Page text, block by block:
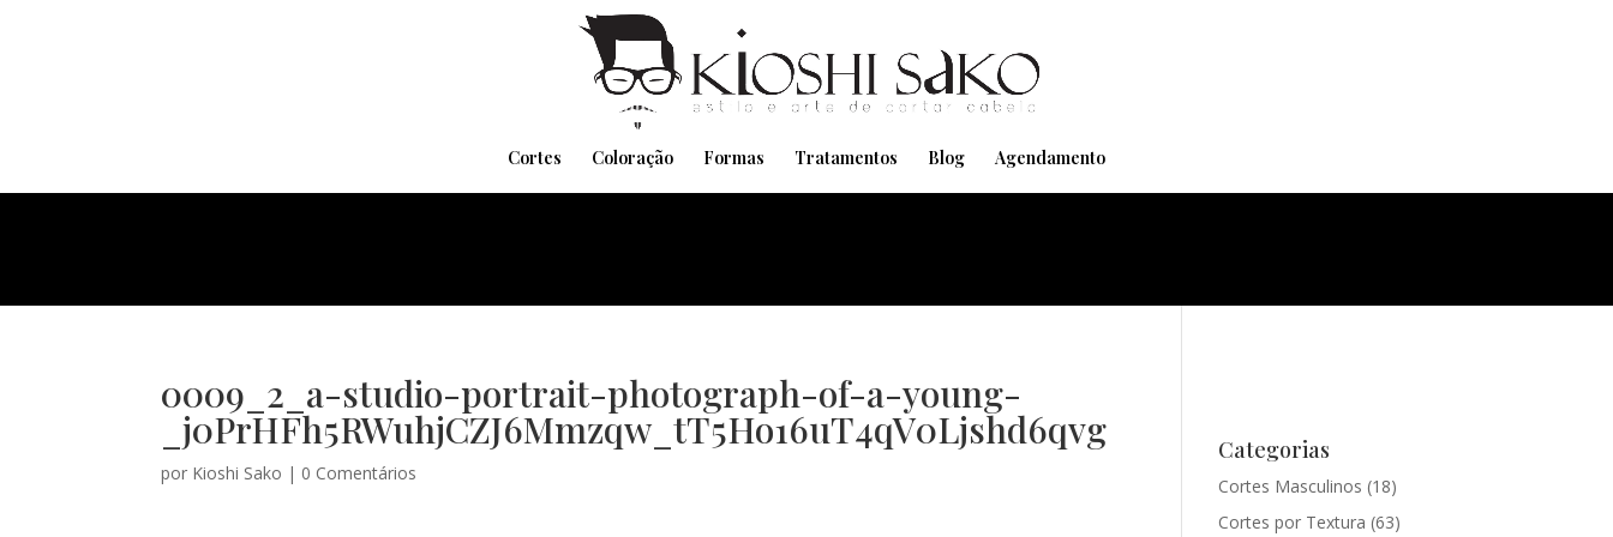
Cortes Coloração Formas Tratamentos Blog Agendamento
0009_2_a-studio-portrait-photograph-of-a-young-
_j0PrHFh5RWuhjCZJ6Mmzqw_tT5Ho16uT4qV0Ljshd6qvg
por Kioshi Sako | 0 Comentários
Categorias
Cortes Masculinos (18)
Cortes por Textura (63)
Pensando em transformar seu Visual??
Agende pelo Whatsapp